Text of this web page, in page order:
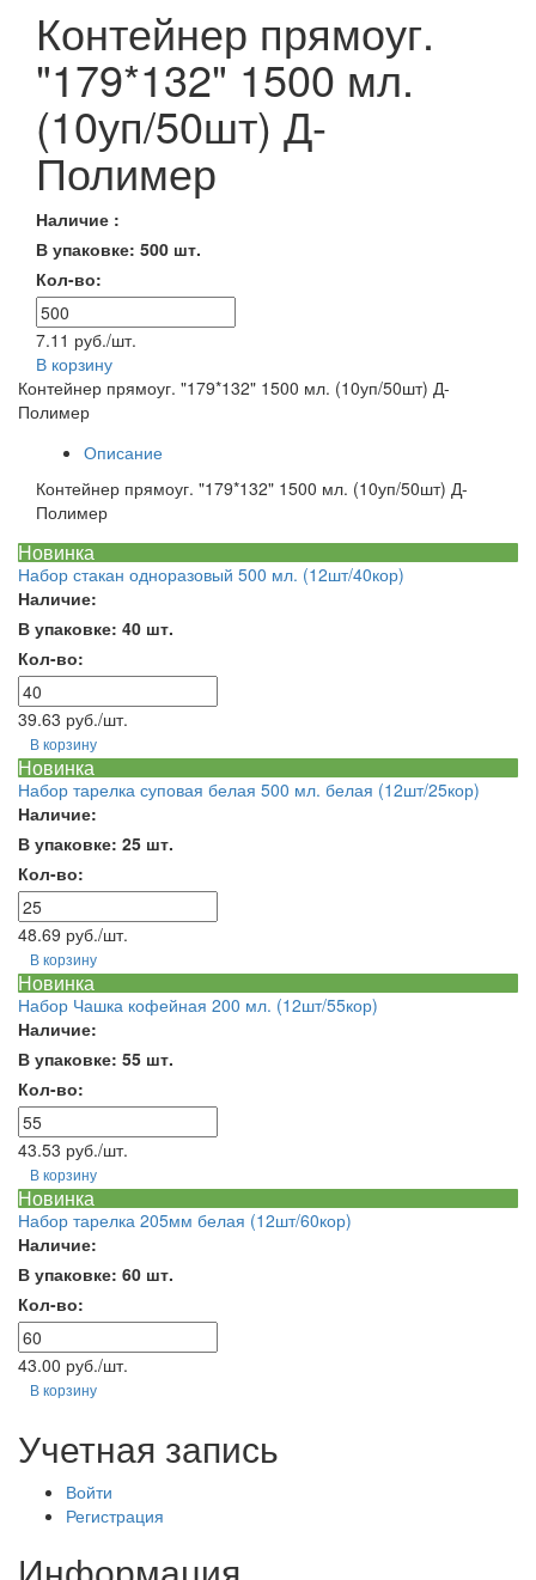
Контейнер прямоуг.
"179*132" 1500 мл.
(10уп/50шт) Д-
Полимер
Наличие :
В упаковке: 500 шт.
Кол-во:
7.11 руб./шт.
В корзину
Контейнер прямоуг. "179*132" 1500 мл. (10уп/50шт) Д-
Полимер
Описание
Контейнер прямоуг. "179*132" 1500 мл. (10уп/50шт) Д-
Полимер
Новинка
Набор стакан одноразовый 500 мл. (12шт/40кор)
Наличие:
В упаковке: 40 шт.
Кол-во:
39.63 руб./шт.
В корзину
Новинка
Набор тарелка суповая белая 500 мл. белая (12шт/25кор)
Наличие:
В упаковке: 25 шт.
Кол-во:
48.69 руб./шт.
В корзину
Новинка
Набор Чашка кофейная 200 мл. (12шт/55кор)
Наличие:
В упаковке: 55 шт.
Кол-во:
43.53 руб./шт.
В корзину
Новинка
Набор тарелка 205мм белая (12шт/60кор)
Наличие:
В упаковке: 60 шт.
Кол-во:
43.00 руб./шт.
В корзину
Учетная запись
Войти
Регистрация